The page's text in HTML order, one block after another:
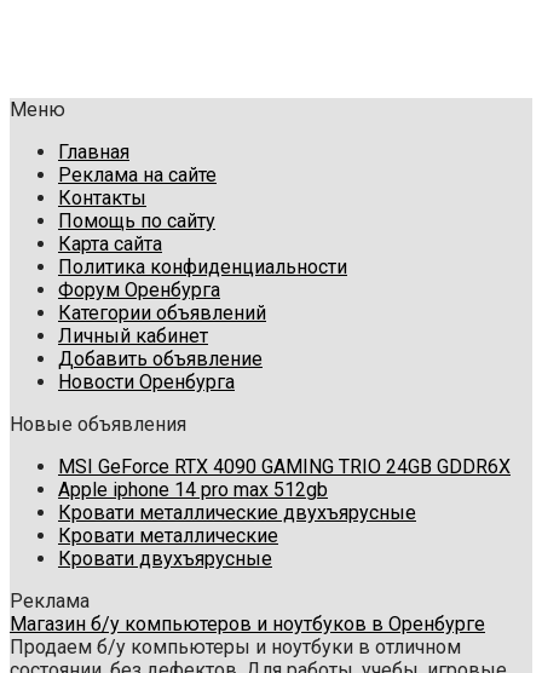
Меню
Главная
Реклама на сайте
Контакты
Помощь по сайту
Карта сайта
Политика конфиденциальности
Форум Оренбурга
Категории объявлений
Личный кабинет
Добавить объявление
Новости Оренбурга
Новые объявления
MSI GeForce RTX 4090 GAMING TRIO 24GB GDDR6X
Apple iphone 14 pro max 512gb
Кровати металлические двухъярусные
Кровати металлические
Кровати двухъярусные
Реклама
Магазин б/у компьютеров и ноутбуков в Оренбурге
Продаем б/у компьютеры и ноутбуки в отличном